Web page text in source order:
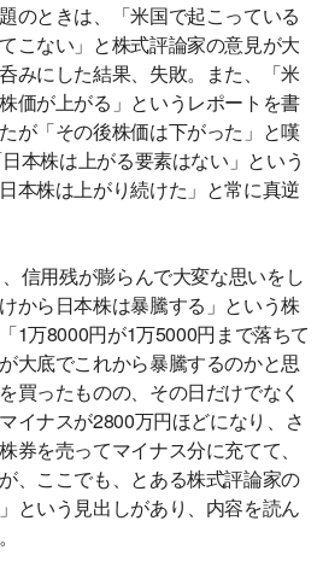
のときは、「米国で起こっている
こない」と株式評論家の意見が大
みにした結果、失敗。また、「米
価が上がる」というレポートを書
が「その後株価は下がった」と嘆
本株は上がる要素はない」という
本株は上がり続けた」と常に真逆
信用残が膨らんで大変な思いをし
から日本株は暴騰する」という株
1万8000円が1万5000円まで落ちて
大底でこれから暴騰するのかと思
買ったものの、その日だけでなく
イナスが2800万円ほどになり、さ
券を売ってマイナス分に充てて、
、ここでも、とある株式評論家の
という見出しがあり、内容を読ん